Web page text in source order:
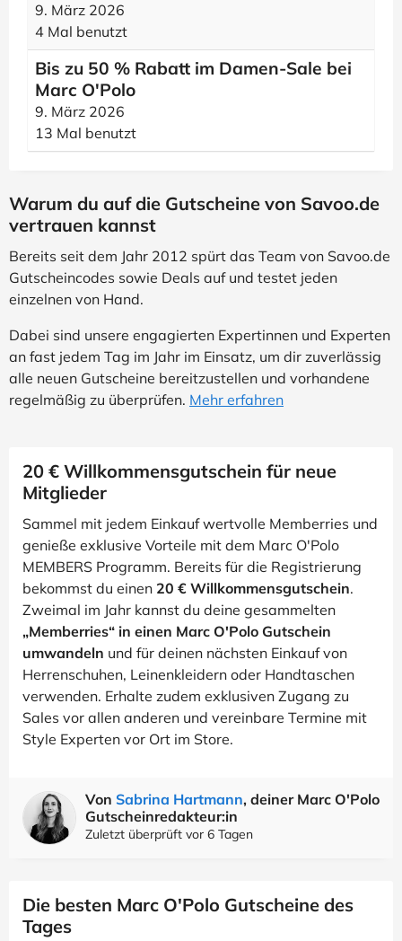
9. März 2026
4 Mal benutzt
Bis zu 50 % Rabatt im Damen-Sale bei
Marc O'Polo
9. März 2026
13 Mal benutzt
Warum du auf die Gutscheine von Savoo.de
vertrauen kannst
Bereits seit dem Jahr 2012 spürt das Team von Savoo.de
Gutscheincodes sowie Deals auf und testet jeden
einzelnen von Hand.
Dabei sind unsere engagierten Expertinnen und Experten
an fast jedem Tag im Jahr im Einsatz, um dir zuverlässig
alle neuen Gutscheine bereitzustellen und vorhandene
regelmäßig zu überprüfen. Mehr erfahren
20 € Willkommensgutschein für neue
Mitglieder
Sammel mit jedem Einkauf wertvolle Memberries und
genieße exklusive Vorteile mit dem Marc O'Polo
MEMBERS Programm. Bereits für die Registrierung
bekommst du einen 20 € Willkommensgutschein.
Zweimal im Jahr kannst du deine gesammelten
„Memberries“ in einen Marc O'Polo Gutschein
umwandeln und für deinen nächsten Einkauf von
Herrenschuhen, Leinenkleidern oder Handtaschen
verwenden. Erhalte zudem exklusiven Zugang zu
Sales vor allen anderen und vereinbare Termine mit
Style Experten vor Ort im Store.
Von Sabrina Hartmann, deiner Marc O'Polo
Gutscheinredakteur:in
Zuletzt überprüft vor 6 Tagen
Die besten Marc O'Polo Gutscheine des
Tages